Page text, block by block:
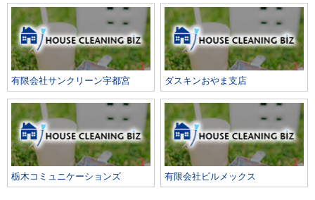
有限会社サンクリーン宇都宮 ダスキンおやま支店
栃木コミュニケーションズ 有限会社ビルメックス